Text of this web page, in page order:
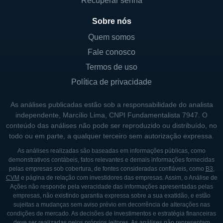
Além disso, a Urban One organiza e
promove eventos ao vivo que celebram a
cultura afro-americana, abrindo espaço para
comunidade. A empresa também investe em
iniciativas de responsabilidade social e
desenvolvimento comunitário, demonstrando
seu compromisso com o fortalecimento das
comunidades que atende.
SOCIEDADES E CONTROLADORES
A Urban One foi fundada por Catherine L.
Hughes, que é uma das principais figuras na
liderança da empresa. Com uma trajetória
Sobre nós
Quem somos
Fale conosco
Termos de uso
Política de privacidade
As análises publicadas estão sob a responsabilidade do analista
independente, Marcílio Lima, CNPI Fundamentalista 7947. O
conteúdo das análises não pode ser reproduzido ou distribuído, no
todo ou em parte, a qualquer terceiro sem autorização expressa.
As análises realizadas são baseadas em informações públicas, como
demonstrativos contábeis, fatos relevantes e demais informações fornecidas
pelas empresas sob cobertura, de fontes consideradas confiáveis, como B3,
CVM e página de relação com investidores das empresas. Assim, o Análise de
Ações não responde pela veracidade das informações apresentadas pelas
empresas, não existindo garantia expressa sobre a sua exatidão, e estão
sujeitas a mudanças sem aviso prévio em decorrência de alterações nas
condições de mercado. As decisões de investimentos e estratégia financeiras